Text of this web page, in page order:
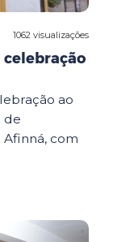
1062 visualizações
celebração
ao
de
Afinná, com